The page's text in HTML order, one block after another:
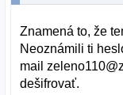
Znamená to, že
Neoznámili ti
mail
dešifrovať.